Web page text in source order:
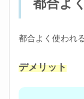
都合よく使われ
デメリット